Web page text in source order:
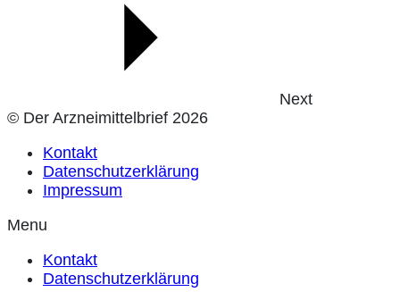
Next
© Der Arzneimittelbrief 2026
Kontakt
Datenschutzerklärung
Impressum
Menu
Kontakt
Datenschutzerklärung